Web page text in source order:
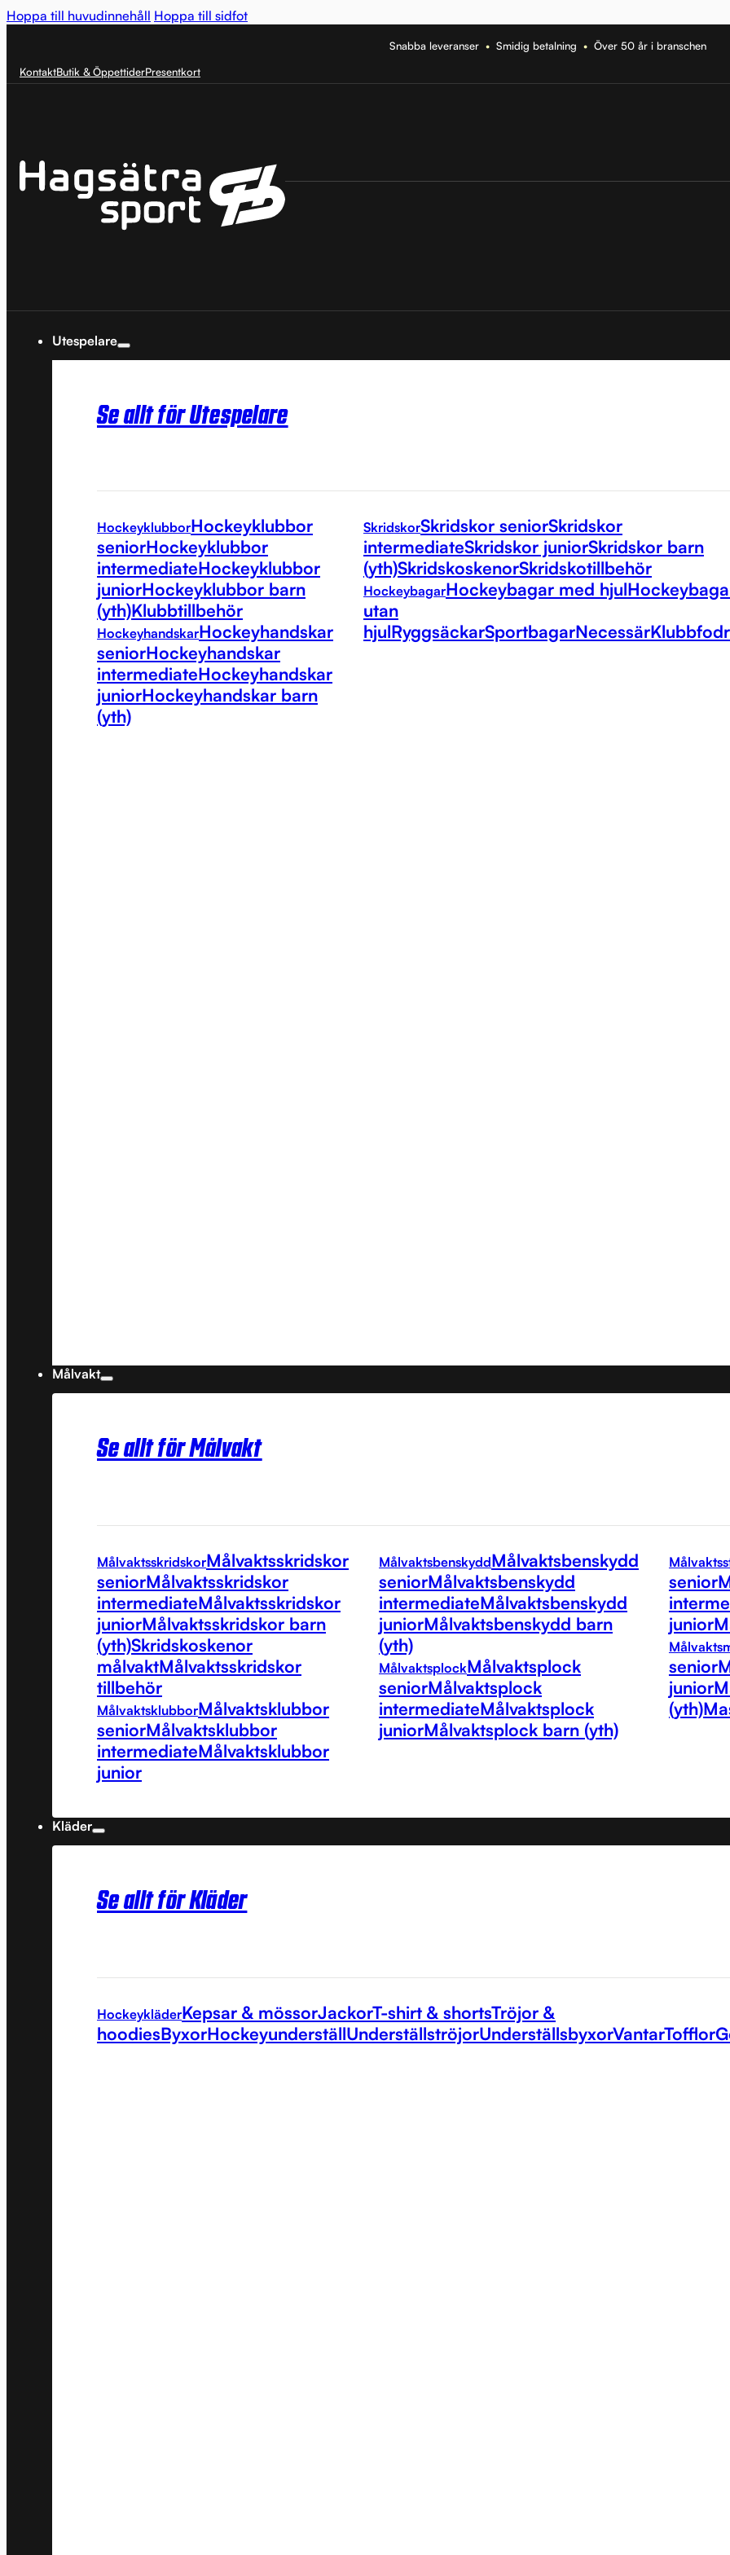
Hoppa till huvudinnehåll Hoppa till sidfot
Snabba leveranser •Smidig betalning •Över 50 år i branschen
KontaktButik & ÖppettiderPresentkort
Utespelare
Se allt för Utespelare
HockeyklubborHockeyklubbor
seniorHockeyklubbor
intermediateHockeyklubbor
juniorHockeyklubbor barn
(yth)Klubbtillbehör
HockeyhandskarHockeyhandskar
seniorHockeyhandskar
intermediateHockeyhandskar
juniorHockeyhandskar barn
(yth)
SkridskorSkridskor seniorSkridskor
intermediateSkridskor juniorSkridskor barn
(yth)SkridskoskenorSkridskotillbehör
HockeybagarHockeybagar med hjul
utan
hjulRyggsäckarSportbagarNecessär
Målvakt
Se allt för Målvakt
MålvaktsskridskorMålvaktsskridskor
seniorMålvaktsskridskor
intermediateMålvaktsskridskor
juniorMålvaktsskridskor barn
(yth)Skridskoskenor
målvaktMålvaktsskridskor
tillbehör
MålvaktsklubborMålvaktsklubbor
seniorMålvaktsklubbor
intermediateMålvaktsklubbor
junior
MålvaktsbenskyddMålvaktsbenskydd
seniorMålvaktsbenskydd
intermediateMålvaktsbenskydd
juniorMålvaktsbenskydd barn
(yth)
MålvaktsplockMålvaktsplock
seniorMålvaktsplock
intermediateMålvaktsplock
juniorMålvaktsplock barn (yth)
senior
junior
senior
junior
(yth)
Kläder
Se allt för Kläder
HockeykläderKepsar & mössorJackorT-shirt & shortsTröjor &
hoodiesByxorHockeyunderställUnderställströjorUnderställsbyxorVantarTofflor